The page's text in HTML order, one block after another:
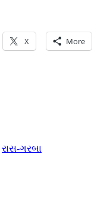
X More
રાસ-ગરબા